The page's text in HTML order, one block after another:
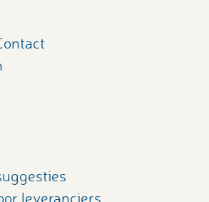
leveranciers